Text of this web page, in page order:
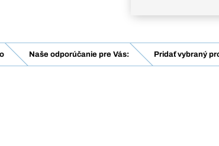
Naše odporúčanie pre Vás: Pridať vybraný